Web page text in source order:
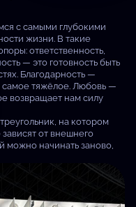
с самыми глубокими
жизни. В такие
ответственность,
— это готовность быть
Благодарность —
самое тяжёлое. Любовь —
возвращает нам силу
на котором
от внешнего
можно начинать заново,